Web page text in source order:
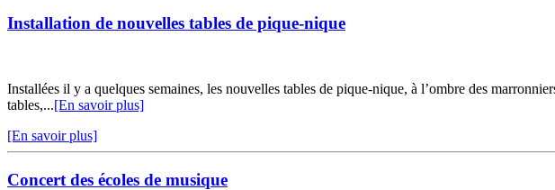
Installation de nouvelles tables de pique-nique
Installées il y a quelques semaines, les nouvelles tables de pique-nique, à l’ombre des
tables,...[En savoir plus]
[En savoir plus]
Concert des écoles de musique